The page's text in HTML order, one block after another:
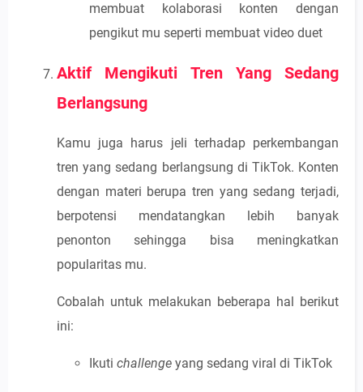
membuat kolaborasi konten dengan
pengikut mu seperti membuat video duet
Aktif Mengikuti Tren Yang Sedang
Berlangsung
Kamu juga harus jeli terhadap perkembangan
tren yang sedang berlangsung di TikTok. Konten
dengan materi berupa tren yang sedang terjadi,
berpotensi mendatangkan lebih banyak
penonton sehingga bisa meningkatkan
popularitas mu.
Cobalah untuk melakukan beberapa hal berikut
ini:
Ikuti challenge yang sedang viral di TikTok